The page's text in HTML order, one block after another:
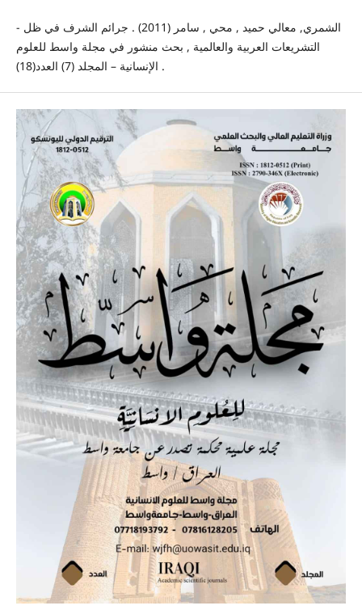
- الشمري, معالي حميد , محي , سامر (2011) . جرائم الشرف في ظل
التشريعات العربية والعالمية , بحث منشور في مجلة واسط للعلوم
الإنسانية – المجلد (7) العدد(18) .